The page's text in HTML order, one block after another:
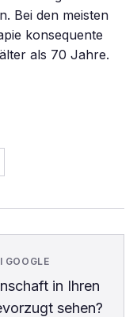
Bei den meisten
konsequente
als 70 Jahre.
GOOGLE
in Ihren
sehen?